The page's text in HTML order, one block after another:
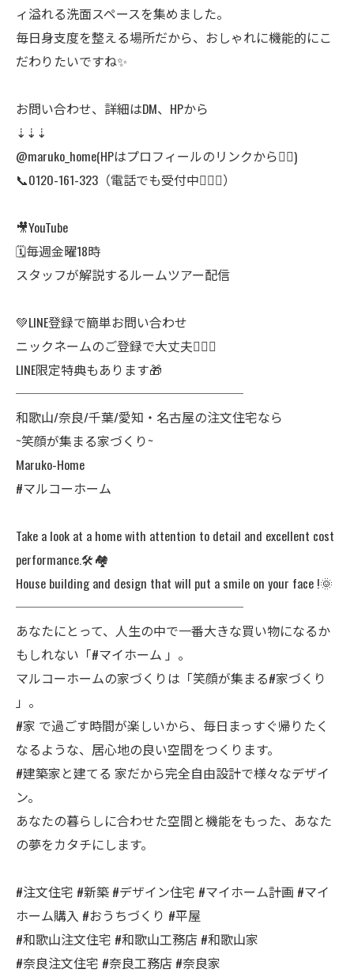
ィ溢れる洗面スペースを集めました。
毎日身支度を整える場所だから、おしゃれに機能的にこ
だわりたいですね✨
お問い合わせ、詳細はDM、HPから
⇣⇣⇣
@maruko_home(HPはプロフィールのリンクから👆🏻)
📞0120-161-323（電話でも受付中🙆🏻‍♀️）
🎥YouTube
🗓毎週金曜18時
スタッフが解説するルームツアー配信
💚LINE登録で簡単お問い合わせ
ニックネームのご登録で大丈夫🙆🏻‍♀️
LINE限定特典もあります🎁
──────────────────
和歌山/奈良/千葉/愛知・名古屋の注文住宅なら
~笑顔が集まる家づくり~
Maruko-Home
#マルコーホーム
Take a look at a home with attention to detail and excellent cost
performance.🛠️🏘️
House building and design that will put a smile on your face !🌞
──────────────────
あなたにとって、人生の中で一番大きな買い物になるか
もしれない「#マイホーム 」。
マルコーホームの家づくりは「笑顔が集まる#家づくり
」。
#家 で過ごす時間が楽しいから、毎日まっすぐ帰りたく
なるような、居心地の良い空間をつくります。
#建築家と建てる 家だから完全自由設計で様々なデザイ
ン。
あなたの暮らしに合わせた空間と機能をもった、あなた
の夢をカタチにします。
#注文住宅 #新築 #デザイン住宅 #マイホーム計画 #マイ
ホーム購入 #おうちづくり #平屋
#和歌山注文住宅 #和歌山工務店 #和歌山家
#奈良注文住宅 #奈良工務店 #奈良家